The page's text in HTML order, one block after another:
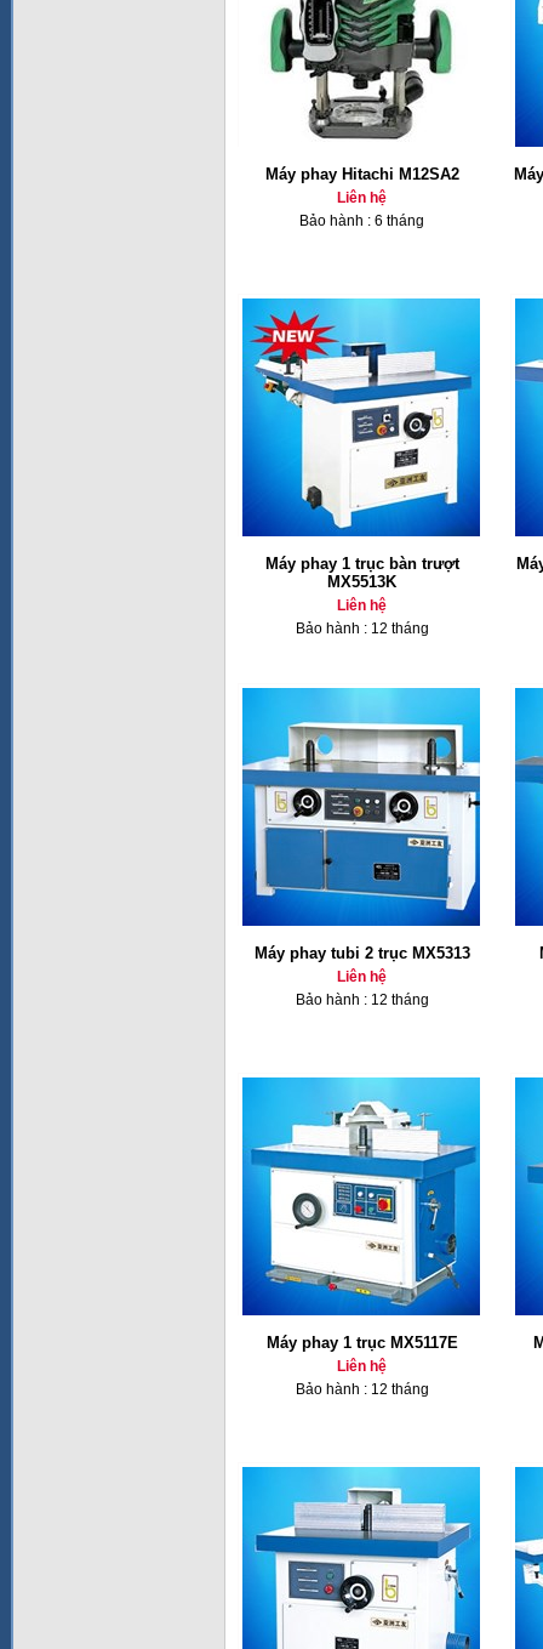
Máy phay Hitachi M12SA2
Liên hệ
Bảo hành : 6 tháng
Máy phay 1 trục bàn trượt
MX5513K
Liên hệ
Bảo hành : 12 tháng
Máy phay tubi 2 trục MX5313
Liên hệ
Bảo hành : 12 tháng
Máy phay 1 trục MX5117E
Liên hệ
Bảo hành : 12 tháng